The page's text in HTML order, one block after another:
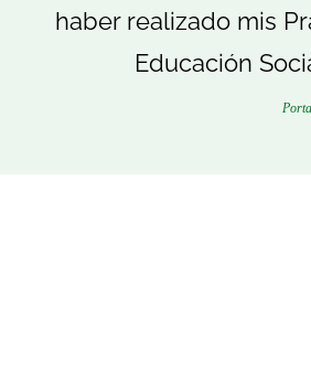
haber realizado mis
Educación